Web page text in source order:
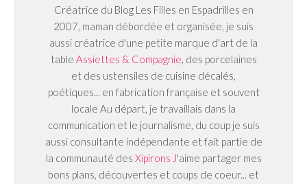
Créatrice du Blog Les Filles en Espadrilles en
2007, maman débordée et organisée, je suis
aussi créatrice d'une petite marque d'art de la
table Assiettes & Compagnie, des porcelaines
et des ustensiles de cuisine décalés,
poétiques... en fabrication française et souvent
locale Au départ, je travaillais dans la
communication et le journalisme, du coup je suis
aussi consultante indépendante et fait partie de
la communauté des Xipirons J'aime partager mes
bons plans, découvertes et coups de coeur... et